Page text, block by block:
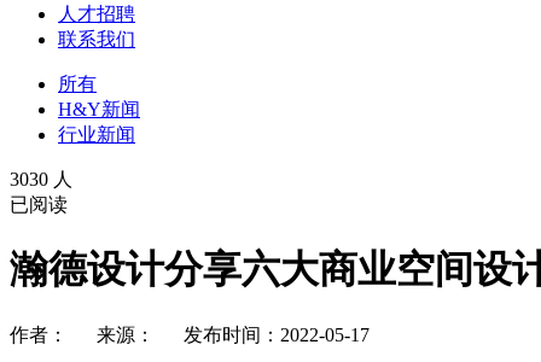
人才招聘
联系我们
所有
H&Y新闻
行业新闻
3030 人
已阅读
瀚德设计分享六大商业空间设
作者： 来源： 发布时间：2022-05-17